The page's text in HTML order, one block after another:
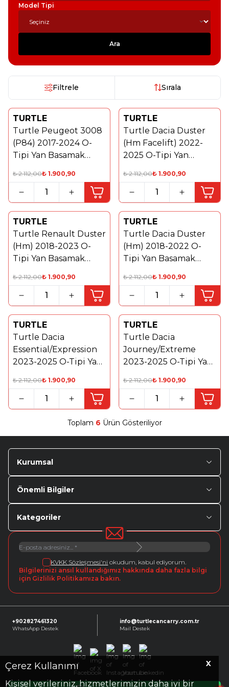
X
Çerez Kullanımı
Kişisel verileriniz, hizmetlerimizin daha iyi bir
Model Tipi
Ara
Filtrele Sırala
% 10
TURTLE
Turtle Peugeot 3008
(P84) 2017-2024 O-
Tipi Yan Basamak
₺2.112,00₺ 1.900,90
% 10
TURTLE
Turtle Dacia Duster
(Hm Facelift) 2022-
2025 O-Tipi Yan
Braketi
₺2.112,00₺ 1.900,90
% 10
TURTLE
Turtle Renault Duster
(Hm) 2018-2023 O-
Tipi Yan Basamak
₺2.112,00₺ 1.900,90
% 10
TURTLE
Turtle Dacia Duster
(Hm) 2018-2022 O-
Tipi Yan Basamak
₺2.112,00₺ 1.900,90
% 10
TURTLE
Turtle Dacia
Essential/Expression
2023-2025 O-Tipi Yan
Braketi
₺2.112,00₺ 1.900,90
% 10
TURTLE
Turtle Dacia
Journey/Extreme
2023-2025 O-Tipi Yan
Braketi
₺2.112,00₺ 1.900,90
Toplam 6 Ürün Gösteriliyor
Kurumsal
Önemli Bilgiler
Kategoriler
KVKK Sözleşmesi'ni okudum, kabul ediyorum.
Bilgilerinizi ansıl kullandığımız hakkında daha fazla bilgi
için Gizlilik Politikamıza bakın.
+902827461320
WhatsApp Destek
info@turtlecancarry.com.tr
Mail Destek
Facebook
X InstagramYoutube